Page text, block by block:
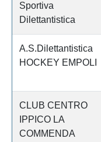
Sportiva
Dilettantistica
A.S.Dilettantistica
HOCKEY EMPOLI
CLUB CENTRO
IPPICO LA
COMMENDA